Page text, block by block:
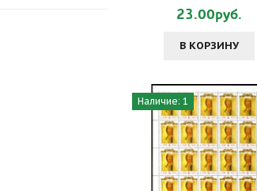
23.00руб.
В КОРЗИНУ
Наличие: 1